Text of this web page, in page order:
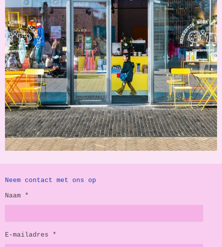
Neem contact met ons op
Naam *
E-mailadres *